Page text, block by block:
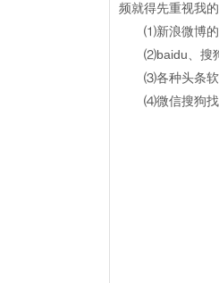
频就得先重视我
⑴新浪微博的
⑵baidu、搜
⑶各种头条软
⑷微信搜狗找